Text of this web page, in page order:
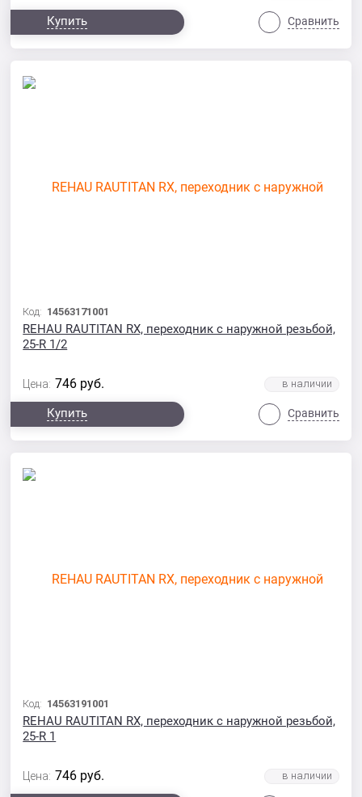
Купить Сравнить
Код: 14563171001
REHAU RAUTITAN RX, переходник с наружной резьбой,
25-R 1/2
Цена: 746 руб.
Купить Сравнить
Код: 14563191001
REHAU RAUTITAN RX, переходник с наружной резьбой,
25-R 1
Цена: 746 руб.